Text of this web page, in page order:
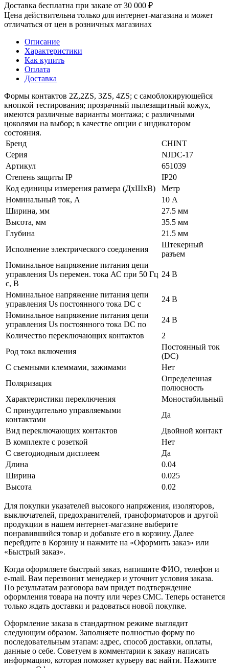
Доставка бесплатна при заказе от 30 000 ₽
Цена действительна только для интернет-магазина и может
отличаться от цен в розничных магазинах
Описание
Характеристики
Как купить
Оплата
Доставка
Формы контактов 2Z,2ZS, 3ZS, 4ZS; с самоблокирующейся
кнопкой тестирования; прозрачный пылезащитный кожух,
имеются различные варианты монтажа; с различными
цоколями на выбор; в качестве опции с индикатором
состояния.
Бренд
CHINT
Серия
NJDC-17
Артикул
651039
Степень защиты IP
IP20
Код единицы измерения размера (ДхШхВ)
Метр
Номинальный ток, А
10 А
Ширина, мм
27.5 мм
Высота, мм
35.5 мм
Глубина
21.5 мм
Исполнение электрического соединения
Штекерный
разъем
Номинальное напряжение питания цепи
управления Us перемен. тока АС при 50 Гц
с, В
24 В
Номинальное напряжение питания цепи
управления Us постоянного тока DC с
24 В
Номинальное напряжение питания цепи
управления Us постоянного тока DC по
24 В
Количество переключающих контактов
2
Род тока включения
Постоянный ток
(DC)
С съемными клеммами, зажимами
Нет
Поляризация
Определенная
полюсность
Характеристики переключения
Моностабильный
С принудительно управляемыми
контактами
Да
Вид переключающих контактов
Двойной контакт
В комплекте с розеткой
Нет
С светодиодным дисплеем
Да
Длина
0.04
Ширина
0.025
Высота
0.02
Для покупки указателей высокого напряжения, изоляторов,
выключателей, предохранителей, трансформаторов и другой
продукции в нашем интернет-магазине выберите
понравившийся товар и добавьте его в корзину. Далее
перейдите в Корзину и нажмите на «Оформить заказ» или
«Быстрый заказ».
Когда оформляете быстрый заказ, напишите ФИО, телефон и
e-mail. Вам перезвонит менеджер и уточнит условия заказа.
По результатам разговора вам придет подтверждение
оформления товара на почту или через СМС. Теперь останется
только ждать доставки и радоваться новой покупке.
Оформление заказа в стандартном режиме выглядит
следующим образом. Заполняете полностью форму по
последовательным этапам: адрес, способ доставки, оплаты,
данные о себе. Советуем в комментарии к заказу написать
информацию, которая поможет курьеру вас найти. Нажмите